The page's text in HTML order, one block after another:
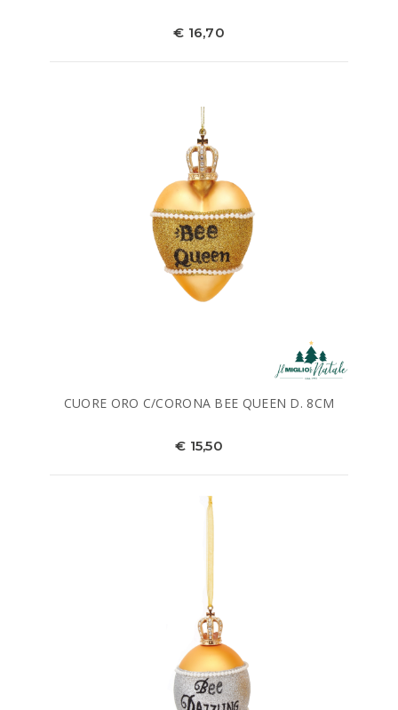
€ 16,70
CUORE ORO C/CORONA BEE QUEEN D. 8CM
€ 15,50